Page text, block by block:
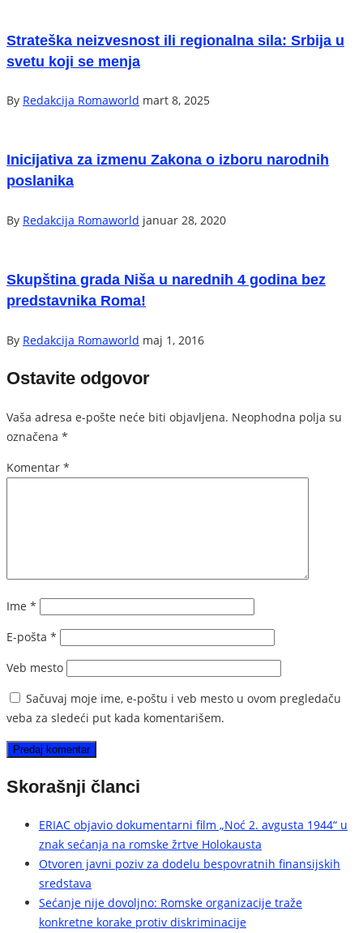
Strateška neizvesnost ili regionalna sila: Srbija u
svetu koji se menja
By Redakcija Romaworld mart 8, 2025
Inicijativa za izmenu Zakona o izboru narodnih
poslanika
By Redakcija Romaworld januar 28, 2020
Skupština grada Niša u narednih 4 godina bez
predstavnika Roma!
By Redakcija Romaworld maj 1, 2016
Ostavite odgovor
Vaša adresa e-pošte neće biti objavljena. Neophodna polja su
označena *
Komentar *
Ime *
E-pošta *
Veb mesto
Sačuvaj moje ime, e-poštu i veb mesto u ovom pregledaču
veba za sledeći put kada komentarišem.
Skorašnji članci
ERIAC objavio dokumentarni film „Noć 2. avgusta 1944“ u
znak sećanja na romske žrtve Holokausta
Otvoren javni poziv za dodelu bespovratnih finansijskih
sredstava
Sećanje nije dovoljno: Romske organizacije traže
konkretne korake protiv diskriminacije